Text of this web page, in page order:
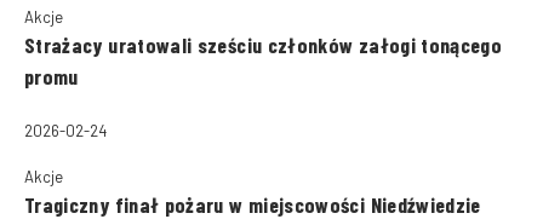
Akcje
Strażacy uratowali sześciu członków załogi tonącego
promu
2026-02-24
Akcje
Tragiczny finał pożaru w miejscowości Niedźwiedzie